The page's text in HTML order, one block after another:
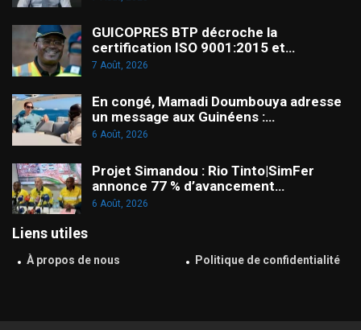
GUICOPRES BTP décroche la
certification ISO 9001:2015 et…
7 Août, 2026
En congé, Mamadi Doumbouya adresse
un message aux Guinéens :…
6 Août, 2026
Projet Simandou : Rio Tinto|SimFer
annonce 77 % d’avancement…
6 Août, 2026
Liens utiles
À propos de nous Politique de confidentialité